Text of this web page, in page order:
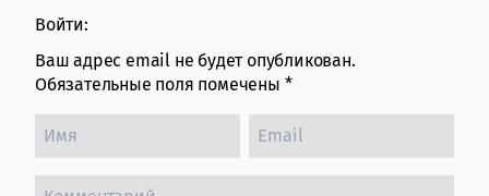
Войти:
Ваш адрес email не будет опубликован.
Обязательные поля помечены *